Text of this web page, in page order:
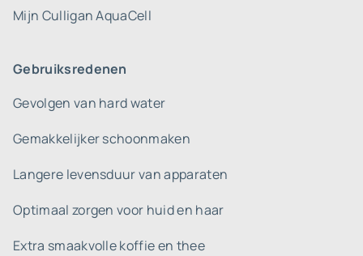
Mijn Culligan AquaCell
Gebruiksredenen
Gevolgen van hard water
Gemakkelijker schoonmaken
Langere levensduur van apparaten
Optimaal zorgen voor huid en haar
Extra smaakvolle koffie en thee